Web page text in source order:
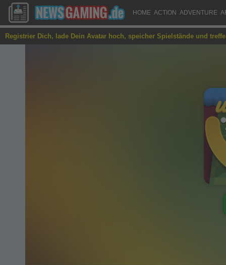
HOME ACTION ADVENTURE
Registrier Dich, lade Dein Avatar hoch, speicher Spielstände und